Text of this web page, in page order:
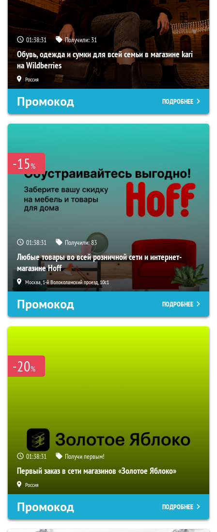
01:38:30 Получили: 31
Обувь, одежда и сумки для всей семьи в магазине kari
на Wildberries
Россия
Промокод ПОДРОБНЕЕ
-15%
01:38:30 Получили:83
Любые товары во всей розничной сети и интернет-
магазине Hoff
Москва, 1-й Волоколамский проезд, 10с1
Промокод ПОДРОБНЕЕ
-20%
01:38:30 Получи первым!
Первый заказ в сети магазинов «Золотое Яблоко»
Россия
Промокод ПОДРОБНЕЕ